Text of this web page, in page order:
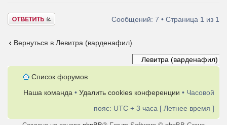
Ответить Сообщений: 7 • Страница 1 из 1
Вернуться в Левитра (варденафил)
Список форумов
Наша команда • Удалить cookies конференции • Часовой
пояс: UTC + 3 часа [ Летнее время ]